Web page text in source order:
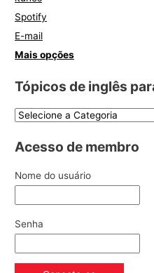
Spotify
E-mail
Mais opções
Tópicos de inglês
Acesso de membro
Nome do usuário
Senha